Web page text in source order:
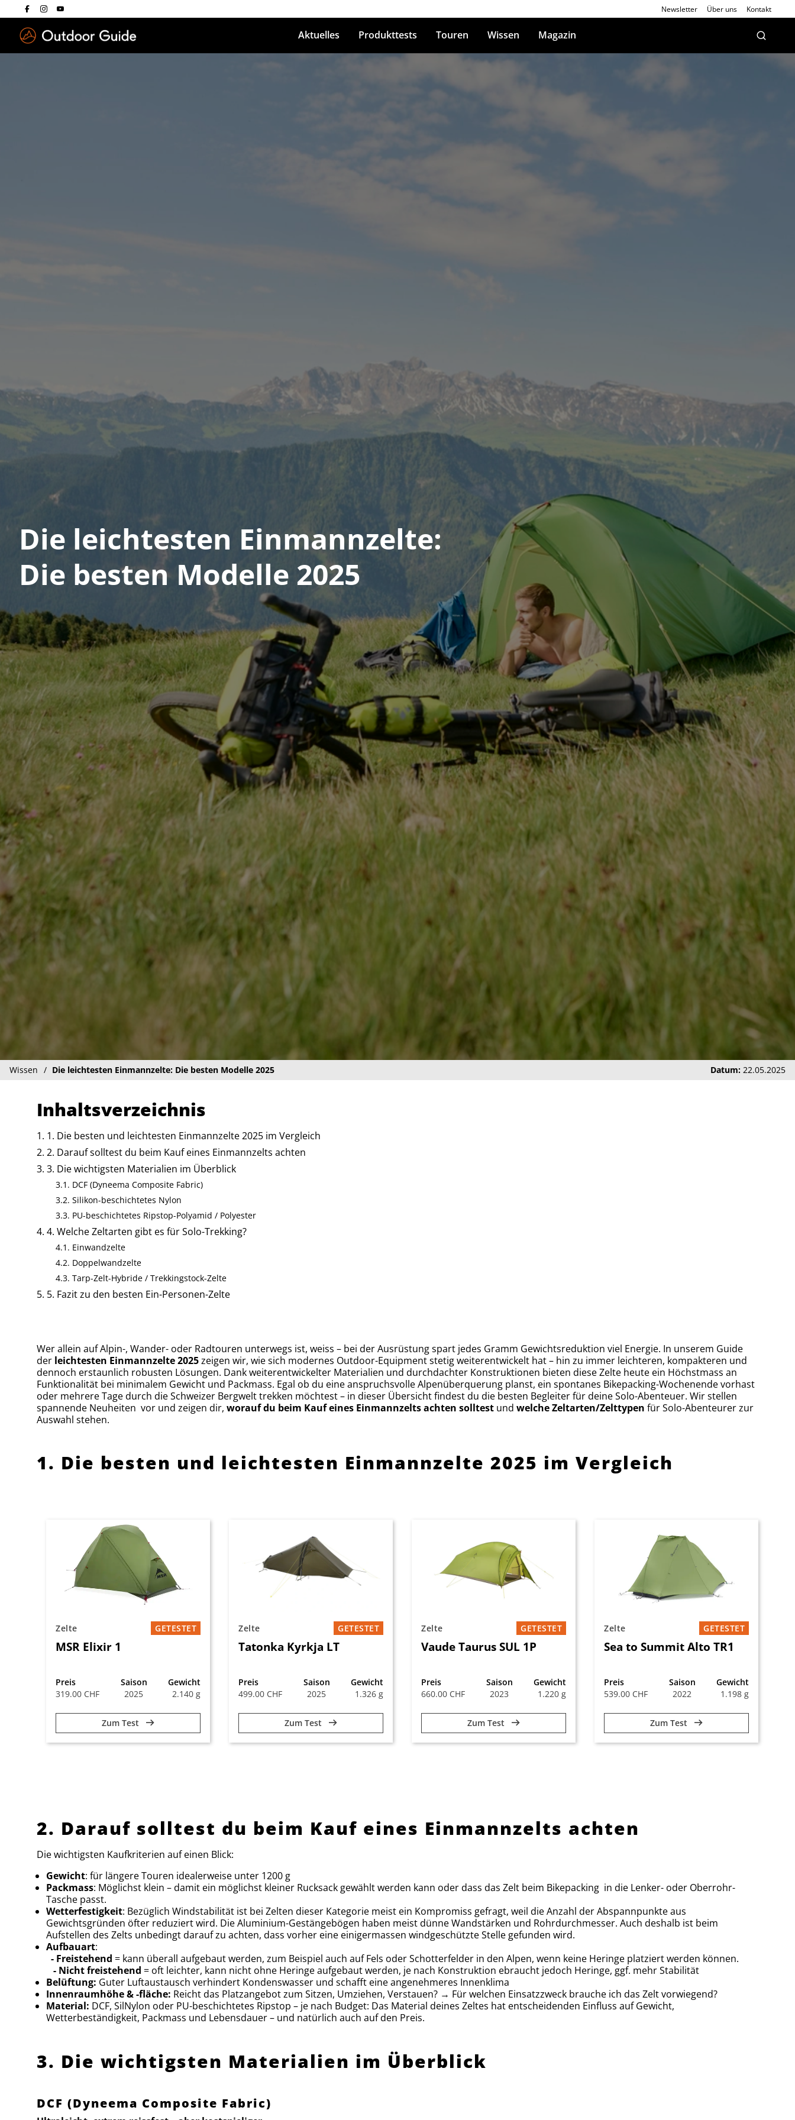
Newsletter Über uns Kontakt
Aktuelles Produkttests Touren Wissen Magazin
Die leichtesten Einmannzelte:
Die besten Modelle 2025
Wissen Die leichtesten Einmannzelte: Die besten Modelle 2025 Datum: 22.05.2025
Inhaltsverzeichnis
1. Die besten und leichtesten Einmannzelte 2025 im Vergleich
2. Darauf solltest du beim Kauf eines Einmannzelts achten
3. Die wichtigsten Materialien im Überblick
DCF (Dyneema Composite Fabric)
Silikon-beschichtetes Nylon
PU-beschichtetes Ripstop-Polyamid / Polyester
4. Welche Zeltarten gibt es für Solo-Trekking?
Einwandzelte
Doppelwandzelte
Tarp-Zelt-Hybride / Trekkingstock-Zelte
5. Fazit zu den besten Ein-Personen-Zelte
Wer allein auf Alpin-, Wander- oder Radtouren unterwegs ist, weiss – bei der Ausrüstung spart jedes Gramm Gewichtsreduktion viel Energie. In unserem Guide
der leichtesten Einmannzelte 2025zeigen wir, wie sich modernes Outdoor-Equipment stetig weiterentwickelt hat – hin zu immer leichteren, kompakteren und
dennoch erstaunlich robusten Lösungen. Dank weiterentwickelter Materialien und durchdachter Konstruktionen bieten diese Zelte heute ein Höchstmass an
Funktionalität bei minimalem Gewicht und Packmass. Egal ob du eine anspruchsvolle Alpenüberquerung planst, ein spontanes Bikepacking-Wochenende vorhast
oder mehrere Tage durch die Schweizer Bergwelt trekken möchtest – in dieser Übersicht findest du die besten Begleiter für deine Solo-Abenteuer. Wir stellen
spannende Neuheiten vor und zeigen dir, worauf du beim Kauf eines Einmannzelts achten solltest und welche Zeltarten/Zelttypen für Solo-Abenteurer zur
Auswahl stehen.
1. Die besten und leichtesten Einmannzelte 2025 im Vergleich
Zelte GETESTET
MSR Elixir 1
Preis
319.00 CHF
Saison
2025
Gewicht
2.140 g
Zum Test
Zelte GETESTET
Tatonka Kyrkja LT
Preis
499.00 CHF
Saison
2025
Gewicht
1.326 g
Zum Test
Zelte GETESTET
Vaude Taurus SUL 1P
Preis
660.00 CHF
Saison
2023
Gewicht
1.220 g
Zum Test
Zelte GETESTET
Sea to Summit Alto TR1
Preis
539.00 CHF
Saison
2022
Gewicht
1.198 g
Zum Test
2. Darauf solltest du beim Kauf eines Einmannzelts achten
Die wichtigsten Kaufkriterien auf einen Blick:
Gewicht: für längere Touren idealerweise unter 1200 g
Packmass: Möglichst klein – damit ein möglichst kleiner Rucksack gewählt werden kann oder dass das Zelt beim Bikepacking in die Lenker- oder Oberrohr-
Tasche passt.
Wetterfestigkeit: Bezüglich Windstabilität ist bei Zelten dieser Kategorie meist ein Kompromiss gefragt, weil die Anzahl der Abspannpunkte aus
Gewichtsgründen öfter reduziert wird. Die Aluminium-Gestängebögen haben meist dünne Wandstärken und Rohrdurchmesser. Auch deshalb ist beim
Aufstellen des Zelts unbedingt darauf zu achten, dass vorher eine einigermassen windgeschützte Stelle gefunden wird.
Aufbauart:
- Freistehend = kann überall aufgebaut werden, zum Beispiel auch auf Fels oder Schotterfelder in den Alpen, wenn keine Heringe platziert werden können.
- Nicht freistehend = oft leichter, kann nicht ohne Heringe aufgebaut werden, je nach Konstruktion ebraucht jedoch Heringe, ggf. mehr Stabilität
Belüftung: Guter Luftaustausch verhindert Kondenswasser und schafft eine angenehmeres Innenklima
Innenraumhöhe & -fläche: Reicht das Platzangebot zum Sitzen, Umziehen, Verstauen? → Für welchen Einsatzzweck brauche ich das Zelt vorwiegend?
Material: DCF, SilNylon oder PU-beschichtetes Ripstop – je nach Budget: Das Material deines Zeltes hat entscheidenden Einfluss auf Gewicht,
Wetterbeständigkeit, Packmass und Lebensdauer – und natürlich auch auf den Preis.
3. Die wichtigsten Materialien im Überblick
DCF (Dyneema Composite Fabric)